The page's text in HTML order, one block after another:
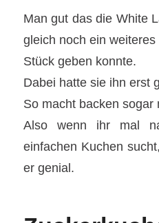
Man gut das die White
gleich noch ein
Stück geben konnte.
Dabei hatte sie ihn erst
So macht backen sogar
Also wenn ihr mal
einfachen Kuchen
er genial.